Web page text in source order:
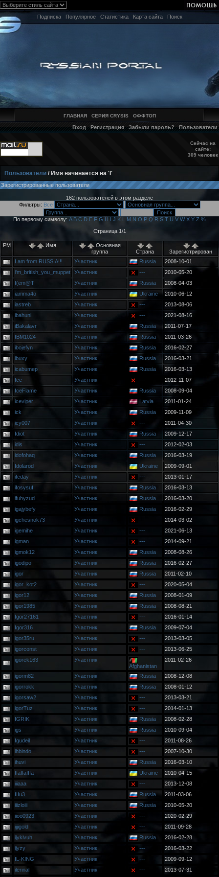
Подписка Популярное Статистика Карта сайта Поиск
ГЛАВНАЯ СЕРИЯ CRYSIS ОФФТОП
Вход Регистрация Забыли пароль? Пользователи
Сейчас на
сайте:
309 человек
Пользователи / Имя начинается на 'I'
Зарегистрированные пользователи
162 пользователей в этом разделе
Фильтры: Все
По первому символу: A B C D E F G H I J K L M N O P Q R S T U V W X Y Z %
Страница 1/1
PM Имя
Основная
группа
Страна
Зарегистрирован
I am from RUSSIA!!!
Участник Russia
2008-10-01
i'm_british_you_muppet
Участник ---
2010-05-20
I(em@T
Участник Russia
2008-04-03
iamma4o
Участник Ukraine
2010-06-12
iastreb
Участник ---
2013-08-06
ibahuni
Участник ---
2021-08-16
iBakalavr
Участник Russia
2011-07-17
IBM1024
Участник Russia
2011-03-26
ibojefyn
Участник Russia
2016-02-27
ibuxy
Участник Russia
2016-03-21
icabumep
Участник Russia
2016-03-13
Ice
Участник ---
2012-11-07
IceFlame
Участник Russia
2008-09-04
iceviper
Участник Latvia
2011-01-24
ick
Участник Russia
2009-11-09
icy007
Участник ---
2011-04-30
Idiot
Участник Russia
2009-12-17
idis
Участник ---
2012-02-03
idofohaq
Участник Russia
2016-03-19
Idolarod
Участник Ukraine
2009-09-01
ifeday
Участник ---
2013-01-17
ifosysuf
Участник Russia
2016-03-13
ifuhyzud
Участник Russia
2016-03-20
igajybefy
Участник Russia
2016-02-29
igchesnok73
Участник ---
2014-03-02
igemihe
Участник ---
2021-06-13
igman
Участник ---
2014-09-21
igmok12
Участник Russia
2008-08-26
igodipo
Участник Russia
2016-02-27
igor
Участник Russia
2011-02-10
igor_kot2
Участник ---
2020-05-04
igor12
Участник Russia
2008-01-09
igor1985
Участник Russia
2008-08-21
Igor27161
Участник ---
2016-01-14
Igor316
Участник Russia
2009-07-04
igor35ru
Участник ---
2013-03-05
igorconst
Участник ---
2013-06-25
igorek163
Участник
Afghanistan
2011-02-26
igorm82 Участник Russia
2008-12-08
igorrokk
Участник Russia
2008-01-12
igorsaw2
Участник ---
2013-03-21
igorTuz
Участник ---
2014-01-13
IGRIK
Участник Russia
2008-02-28
igs
Участник Russia
2010-09-04
Igudeil
Участник ---
2011-08-26
ihbindo
Участник ---
2007-10-30
ihuvi
Участник Russia
2016-03-10
IIaIIaIIIa
Участник Ukraine
2010-04-15
iiiaaa
Участник ---
2013-12-08
IIIu3
Участник Russia
2011-03-06
iiizloiii
Участник Russia
2010-05-20
iioo0923
Участник ---
2020-02-29
ijjigold
Участник ---
2011-09-28
ijykivuh
Участник Russia
2016-02-28
ijyzy
Участник ---
2016-03-22
IL-KING
Участник ---
2009-09-12
ilerinal
Участник --- 2013-07-31